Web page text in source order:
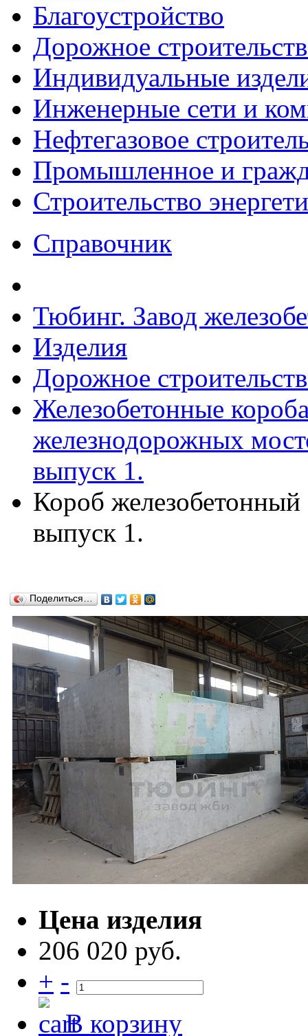
Благоустройство
Дорожное
Индивидуальные
Инженерные сети и
Нефтегазовое
Промышленное и
Строительство
Справочник
Тюбинг. Завод
Изделия
Дорожное
Железобетонные
железнодорожных
выпуск 1.
Короб
выпуск 1.
Поделиться…
Цена изделия
206 020 руб.
+ -
В корзину